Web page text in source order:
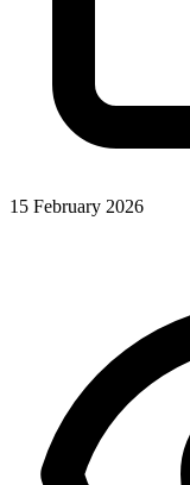
15 February 2026